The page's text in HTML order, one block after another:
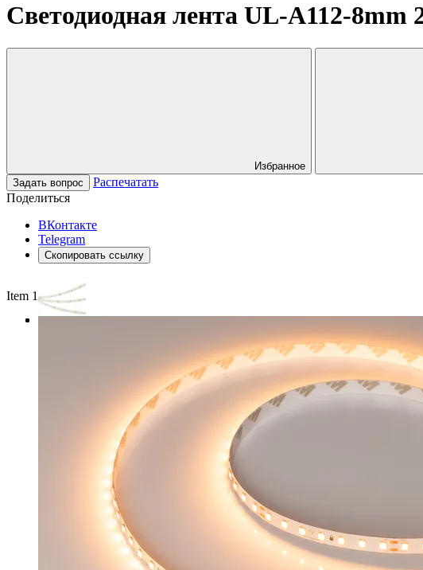
Светодиодная лента UL-A112-
Избранное
Задать вопрос
Распечатать
Поделиться
ВКонтакте
Telegram
Скопировать ссылку
Item 1 of 3